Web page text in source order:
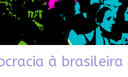
à brasileira